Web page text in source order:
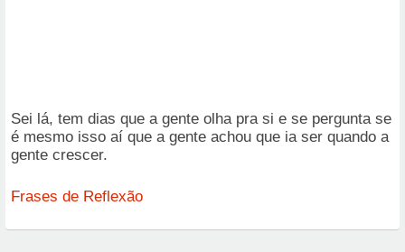
Sei lá, tem dias que a gente olha pra si e se pergunta se
é mesmo isso aí que a gente achou que ia ser quando a
gente crescer.
Frases de Reflexão